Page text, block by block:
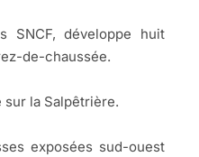
SNCF, développe huit
de-chaussée.
sur la Salpêtrière.
exposées sud-ouest